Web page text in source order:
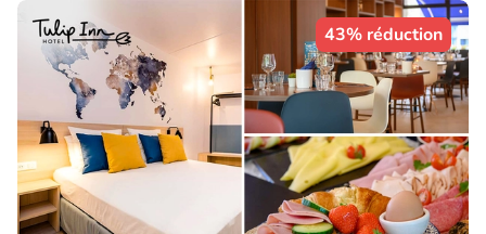
43% réduction